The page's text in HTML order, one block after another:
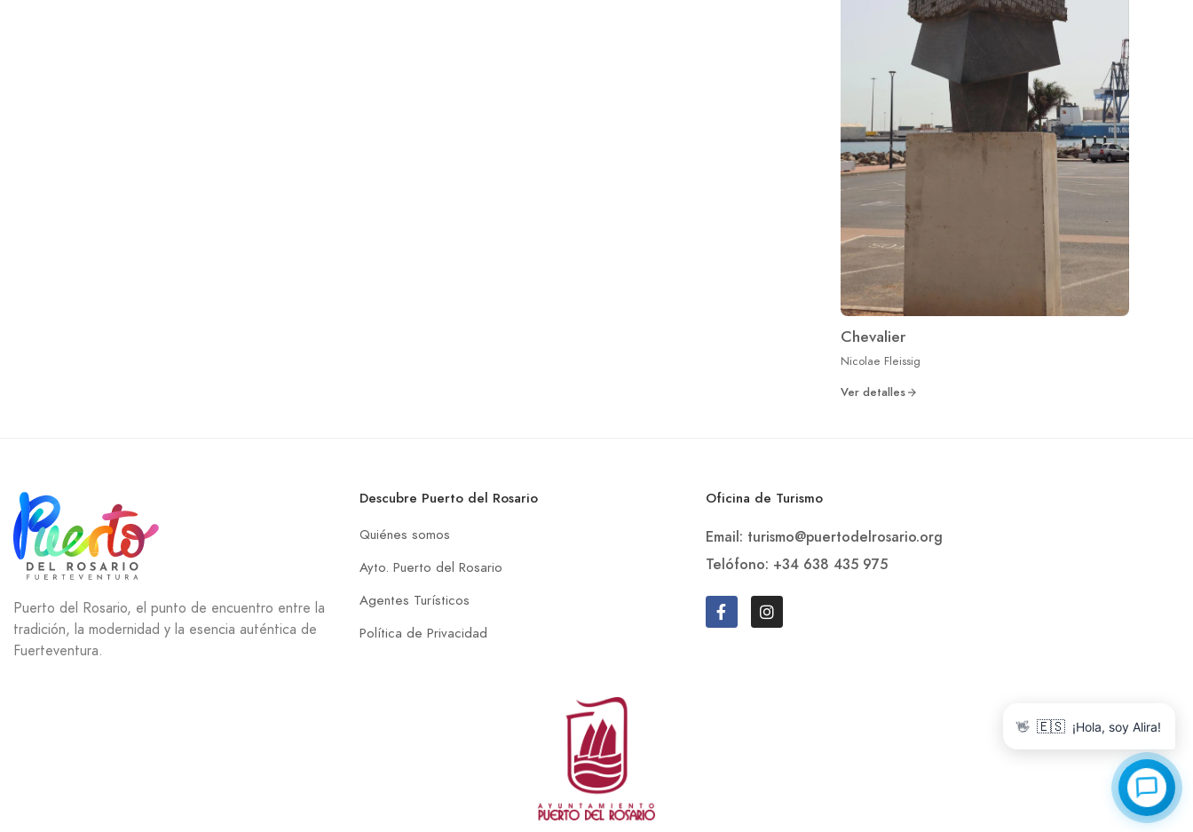
Chevalier
Nicolae Fleissig
Ver detalles
Puerto del Rosario, el punto de encuentro entre la
tradición, la modernidad y la esencia auténtica de
Fuerteventura.
Descubre Puerto del Rosario
Quiénes somos
Ayto. Puerto del Rosario
Agentes Turísticos
Política de Privacidad
Oficina de Turismo
Email: turismo@puertodelrosario.org
Telófono: +34 638 435 975
👋 🇪🇸 ¡Hola, soy Alira!